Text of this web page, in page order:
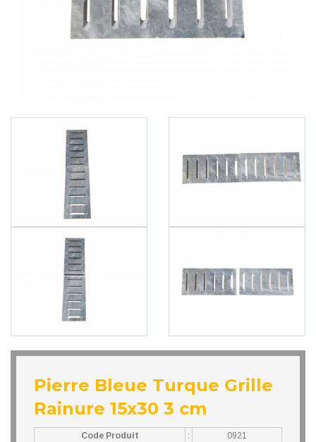
Pierre Bleue Turque Grille
Rainure 15x30 3 cm
Code Produit :
0921